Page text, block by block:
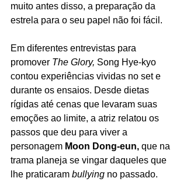
muito antes disso, a preparação da
estrela para o seu papel não foi fácil.
Em diferentes entrevistas para
promover The Glory, Song Hye-kyo
contou experiências vividas no set e
durante os ensaios. Desde dietas
rígidas até cenas que levaram suas
emoções ao limite, a atriz relatou os
passos que deu para viver a
personagem Moon Dong-eun, que na
trama planeja se vingar daqueles que
lhe praticaram bullying no passado.